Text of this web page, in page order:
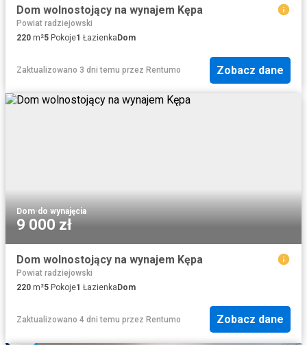
Dom wolnostojący na wynajem Kępa
Powiat radziejowski
220 m²5 Pokoje1 Łazienka Dom
Zaktualizowano 3 dni temu przez Rentumo Zobacz dane
Dom·do wynajęcia
9 000 zł
Dom wolnostojący na wynajem Kępa
Powiat radziejowski
220 m²5 Pokoje1 ŁazienkaDom
Zaktualizowano 4 dni temu przez Rentumo Zobacz dane